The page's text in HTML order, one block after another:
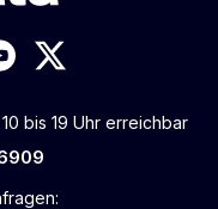
bis 19 Uhr erreichbar